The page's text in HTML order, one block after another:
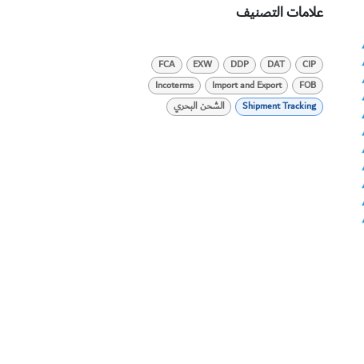
علامات التصنيف
CIP
DAT
DDP
EXW
FCA
FOB
Import and Export
Incoterms
Shipment Tracking
الشحن البحري